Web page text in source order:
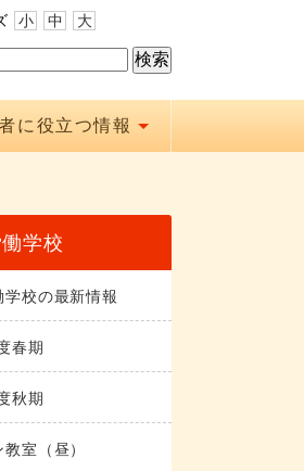
小 中 大
に役立つ情報
学校
学校の最新情報
春期
秋期
室（昼）